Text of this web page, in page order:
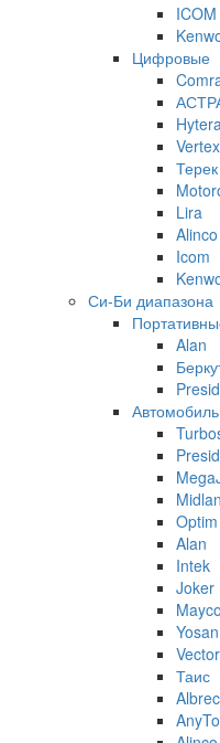
ICOM
Цифровые
Hytera
Терек
Lira
Alinco
Icom
Си-Би диапазона
Alan
Optim
Alan
Intek
Joker
Yosan
Vector
Таис